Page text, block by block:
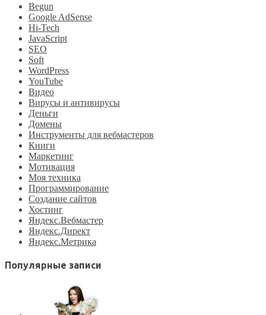
Begun
Google AdSense
Hi-Tech
JavaScript
SEO
Soft
WordPress
YouTube
Видео
Вирусы и антивирусы
Деньги
Домены
Инструменты для вебмастеров
Книги
Маркетинг
Мотивация
Моя техника
Программирование
Создание сайтов
Хостинг
Яндекс.Вебмастер
Яндекс.Директ
Яндекс.Метрика
Популярные записи